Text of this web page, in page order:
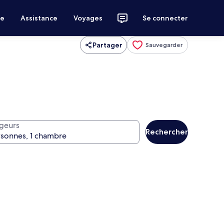
Assistance Voyages Se connecter
Partager Sauvegarder
Rechercher